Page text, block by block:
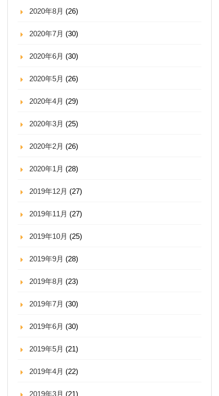
2020年8月 (26)
2020年7月 (30)
2020年6月 (30)
2020年5月 (26)
2020年4月 (29)
2020年3月 (25)
2020年2月 (26)
2020年1月 (28)
2019年12月 (27)
2019年11月 (27)
2019年10月 (25)
2019年9月 (28)
2019年8月 (23)
2019年7月 (30)
2019年6月 (30)
2019年5月 (21)
2019年4月 (22)
2019年3月 (21)